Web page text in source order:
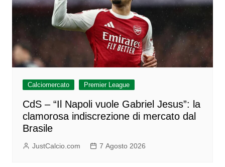
Calciomercato Premier League
CdS – “Il Napoli vuole Gabriel Jesus”: la
clamorosa indiscrezione di mercato dal
Brasile
JustCalcio.com 7 Agosto 2026